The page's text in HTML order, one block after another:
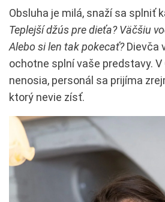
Obsluha je milá, snaží sa splniť
Teplejší džús pre dieťa? Väčšiu
Alebo si len tak pokecať?Dievča
ochotne splní vaše predstavy. V
nenosia, personál sa prijíma
ktorý nevie zísť.